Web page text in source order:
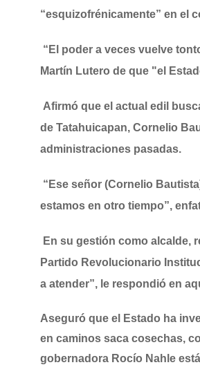
“esquizofrénicamente” en el
“El poder a veces vuelve
Martín Lutero de que "el
Afirmó que el actual edil
de Tatahuicapan, Cornelio
administraciones pasadas.
“Ese señor (Cornelio
estamos en otro tiempo”,
En su gestión como alcalde,
Partido Revolucionario
a atender”, le respondió en
Aseguró que el Estado ha
en caminos saca cosechas,
gobernadora Rocío Nahle